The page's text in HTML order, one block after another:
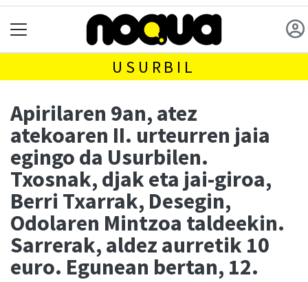
USURBIL
Apirilaren 9an, atez
atekoaren II. urteurren jaia
egingo da Usurbilen.
Txosnak, djak eta jai-giroa,
Berri Txarrak, Desegin,
Odolaren Mintzoa taldeekin.
Sarrerak, aldez aurretik 10
euro. Egunean bertan, 12.